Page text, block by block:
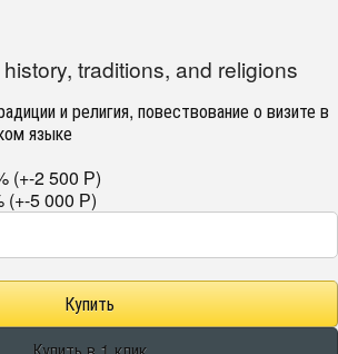
history, traditions, and religions
и религия, повествование о визите в
языке
(+-2 500 Р)
(+-5 000 Р)